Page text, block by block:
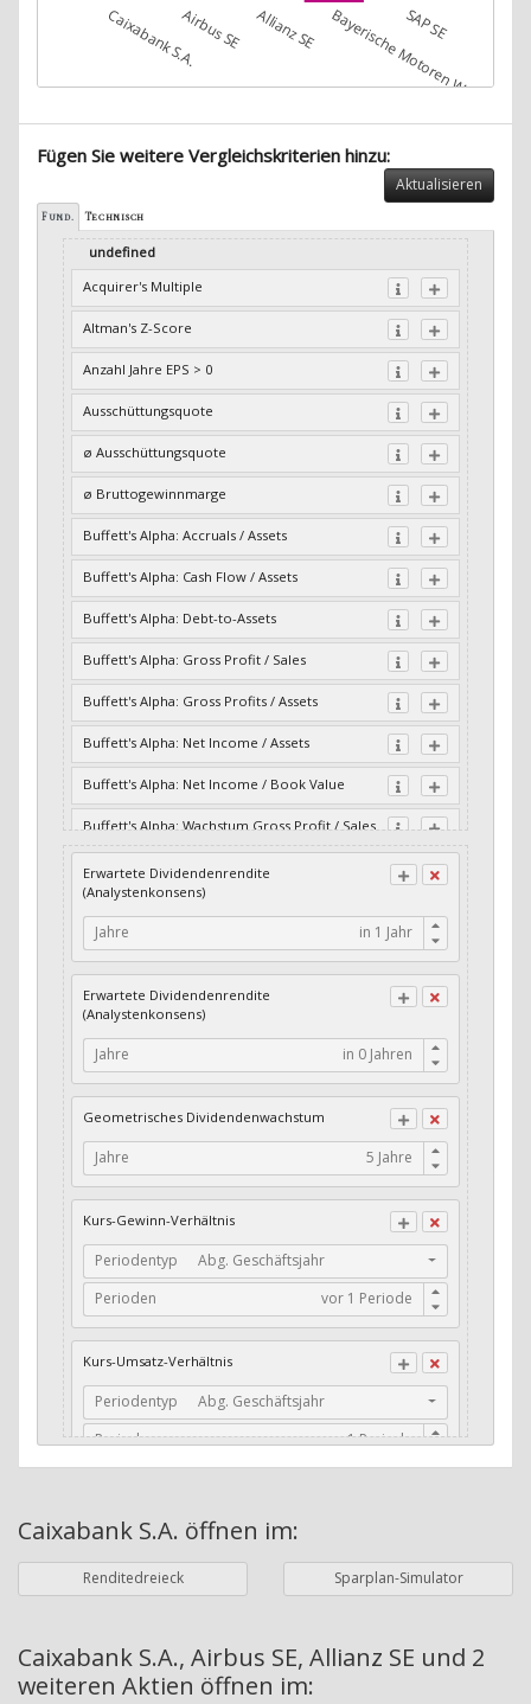
Caixabank S.A.Airbus SE Allianz SE Bayerische Motoren Werke AG
SAP SE
Fügen Sie weitere Vergleichskriterien hinzu:
Aktualisieren
Fund. Technisch
undefined
Acquirer's Multiple
Altman's Z-Score
Anzahl Jahre EPS > 0
Ausschüttungsquote
ø Ausschüttungsquote
ø Bruttogewinnmarge
Buffett's Alpha: Accruals / Assets
Buffett's Alpha: Cash Flow / Assets
Buffett's Alpha: Debt-to-Assets
Buffett's Alpha: Gross Profit / Sales
Buffett's Alpha: Gross Profits / Assets
Buffett's Alpha: Net Income / Assets
Buffett's Alpha: Net Income / Book Value
Buffett's Alpha: Wachstum Gross Profit / Sales
Buffett's Alpha: Wachstum Residual Cash Flow
/ Assets
Buffett's Alpha: Wachstum Residual Gross
Profits / Assets
Income / Assets
Buffett's Alpha: Wachstum Residual Net
Income / Book Value
Cash-Quote
CFO / Interest Expense
Current Ratio
Long-Term Debt to Working Capital
Dividenden-Check
Stabiles Dividenden-Wachstum
Stabiles Dividenden-Wachstum (TTM)
Stabiles Absolutes Dividenden-Wachstum
Dividendenrendite (angekündigt)
Adj. Dividendenrendite (Market Cap)
Erwartete Dividendenrendite
(Analystenkonsens)
Jahre
Erwartete Dividendenrendite
(Analystenkonsens)
Jahre
Geometrisches Dividendenwachstum
Jahre
Kurs-Gewinn-Verhältnis
Periodentyp
Abg. Geschäftsjahr
Perioden
Kurs-Umsatz-Verhältnis
Periodentyp
Abg. Geschäftsjahr
Perioden
Währung Bilanzierungswährung
Periodentyp
Jahre
Perioden
Caixabank S.A. öffnen im:
Renditedreieck Sparplan-Simulator
Caixabank S.A., Airbus SE, Allianz SE und 2
weiteren Aktien öffnen im: